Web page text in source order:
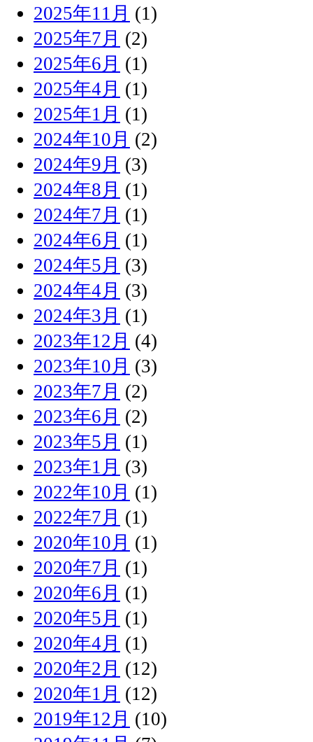
2025年11月 (1)
2025年7月 (2)
2025年6月 (1)
2025年4月 (1)
2025年1月 (1)
2024年10月 (2)
2024年9月 (3)
2024年8月 (1)
2024年7月 (1)
2024年6月 (1)
2024年5月 (3)
2024年4月 (3)
2024年3月 (1)
2023年12月 (4)
2023年10月 (3)
2023年7月 (2)
2023年6月 (2)
2023年5月 (1)
2023年1月 (3)
2022年10月 (1)
2022年7月 (1)
2020年10月 (1)
2020年7月 (1)
2020年6月 (1)
2020年5月 (1)
2020年4月 (1)
2020年2月 (12)
2020年1月 (12)
2019年12月 (10)